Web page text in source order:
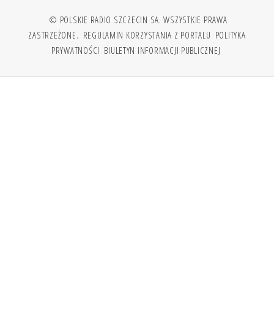
© POLSKIE RADIO SZCZECIN SA. WSZYSTKIE PRAWA
ZASTRZEŻONE. REGULAMIN KORZYSTANIA Z PORTALU POLITYKA
PRYWATNOŚCI BIULETYN INFORMACJI PUBLICZNEJ